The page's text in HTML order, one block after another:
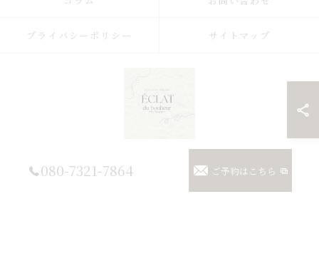
080-7321-7864 ご予約はこちら
プライバシーポリシー サイトマップ
Bonheur【エクラドゥボヌール】byMoana ALL RIGHTS RESERVED.